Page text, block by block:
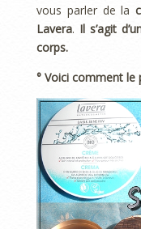
vous parler de la
Lavera. Il s’agit
corps.
° Voici comment le